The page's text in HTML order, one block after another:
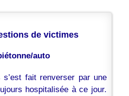
de victimes
auto
fait renverser par une
hospitalisée à ce jour.